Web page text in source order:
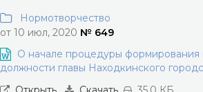
Нормотворчество
от 10 июл, 2020 № 649
О начале процедуры
должности главы Находкинского